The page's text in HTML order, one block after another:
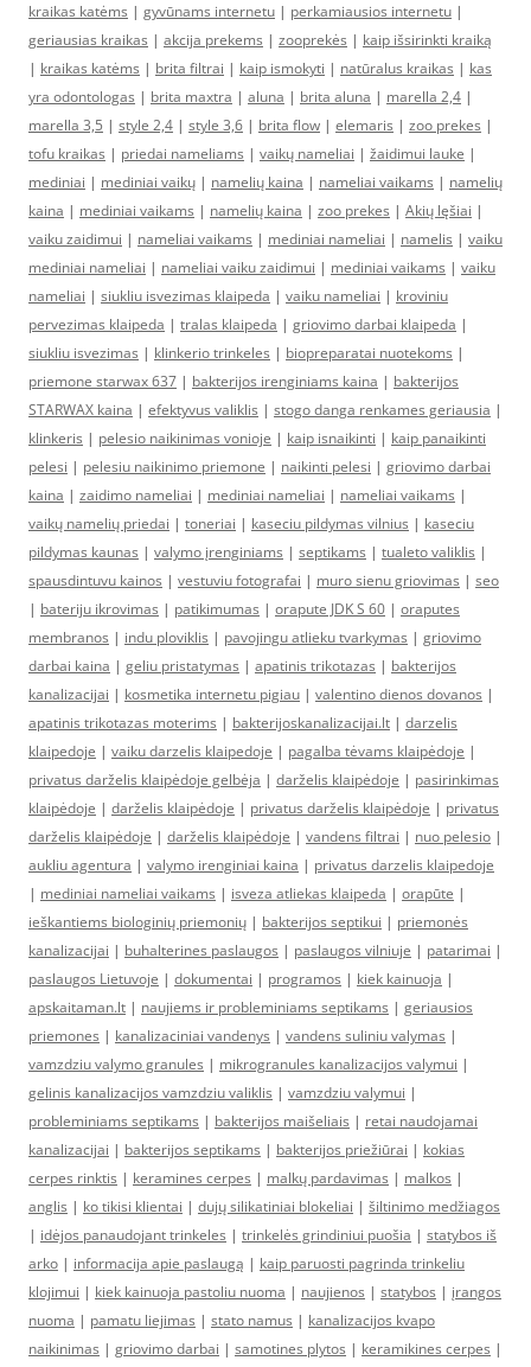
kraikas katėms | gyvūnams internetu | perkamiausios internetu |
geriausias kraikas | akcija prekems | zooprekės | kaip išsirinkti kraiką
| kraikas katėms | brita filtrai | kaip ismokyti | natūralus kraikas | kas
yra odontologas | brita maxtra | aluna | brita aluna | marella 2,4 |
marella 3,5 | style 2,4 | style 3,6 | brita flow | elemaris | zoo prekes |
tofu kraikas | priedai nameliams | vaikų nameliai | žaidimui lauke |
mediniai | mediniai vaikų | namelių kaina | nameliai vaikams | namelių
kaina | mediniai vaikams | namelių kaina | zoo prekes | Akių lęšiai |
vaiku zaidimui | nameliai vaikams | mediniai nameliai | namelis | vaiku
mediniai nameliai | nameliai vaiku zaidimui | mediniai vaikams | vaiku
nameliai | siukliu isvezimas klaipeda | vaiku nameliai | kroviniu
pervezimas klaipeda | tralas klaipeda | griovimo darbai klaipeda |
siukliu isvezimas | klinkerio trinkeles | biopreparatai nuotekoms |
priemone starwax 637 | bakterijos irenginiams kaina | bakterijos
STARWAX kaina | efektyvus valiklis | stogo danga renkames geriausia |
klinkeris | pelesio naikinimas vonioje | kaip isnaikinti | kaip panaikinti
pelesi | pelesiu naikinimo priemone | naikinti pelesi | griovimo darbai
kaina | zaidimo nameliai | mediniai nameliai | nameliai vaikams |
vaikų namelių priedai | toneriai | kaseciu pildymas vilnius | kaseciu
pildymas kaunas | valymo įrenginiams | septikams | tualeto valiklis |
spausdintuvu kainos | vestuviu fotografai | muro sienu griovimas | seo
| bateriju ikrovimas | patikimumas | orapute JDK S 60 | oraputes
membranos | indu ploviklis | pavojingu atlieku tvarkymas | griovimo
darbai kaina | geliu pristatymas | apatinis trikotazas | bakterijos
kanalizacijai | kosmetika internetu pigiau | valentino dienos dovanos |
apatinis trikotazas moterims | bakterijoskanalizacijai.lt | darzelis
klaipedoje | vaiku darzelis klaipedoje | pagalba tėvams klaipėdoje |
privatus darželis klaipėdoje gelbėja | darželis klaipėdoje | pasirinkimas
klaipėdoje | darželis klaipėdoje | privatus darželis klaipėdoje | privatus
darželis klaipėdoje | darželis klaipėdoje | vandens filtrai | nuo pelesio |
aukliu agentura | valymo irenginiai kaina | privatus darzelis klaipedoje
| mediniai nameliai vaikams | isveza atliekas klaipeda | orapūte |
ieškantiems biologinių priemonių | bakterijos septikui | priemonės
kanalizacijai | buhalterines paslaugos | paslaugos vilniuje | patarimai |
paslaugos Lietuvoje | dokumentai | programos | kiek kainuoja |
apskaitaman.lt | naujiems ir probleminiams septikams | geriausios
priemones | kanalizaciniai vandenys | vandens suliniu valymas |
vamzdziu valymo granules | mikrogranules kanalizacijos valymui |
gelinis kanalizacijos vamzdziu valiklis | vamzdziu valymui |
probleminiams septikams | bakterijos maišeliais | retai naudojamai
kanalizacijai | bakterijos septikams | bakterijos priežiūrai | kokias
cerpes rinktis | keramines cerpes | malkų pardavimas | malkos |
anglis | ko tikisi klientai | dujų silikatiniai blokeliai | šiltinimo medžiagos
| idėjos panaudojant trinkeles | trinkelės grindiniui puošia | statybos iš
arko | informacija apie paslaugą | kaip paruosti pagrinda trinkeliu
klojimui | kiek kainuoja pastoliu nuoma | naujienos | statybos | įrangos
nuoma | pamatu liejimas | stato namus | kanalizacijos kvapo
naikinimas | griovimo darbai | samotines plytos | keramikines cerpes |